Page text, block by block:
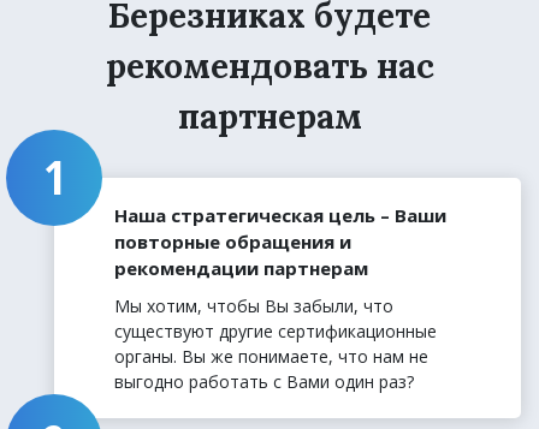
Березниках будете
рекомендовать нас
партнерам
Наша стратегическая цель – Ваши
повторные обращения и
рекомендации партнерам
Мы хотим, чтобы Вы забыли, что
существуют другие сертификационные
органы. Вы же понимаете, что нам не
выгодно работать с Вами один раз?